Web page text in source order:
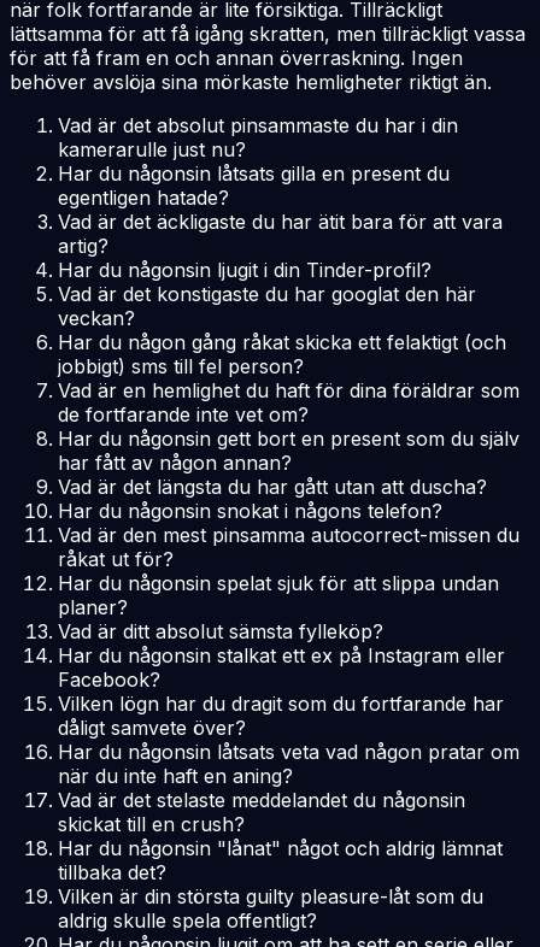
när folk fortfarande är lite försiktiga. Tillräckligt
lättsamma för att få igång skratten, men tillräckligt vassa
för att få fram en och annan överraskning. Ingen
behöver avslöja sina mörkaste hemligheter riktigt än.
Vad är det absolut pinsammaste du har i din
kamerarulle just nu?
Har du någonsin låtsats gilla en present du
egentligen hatade?
Vad är det äckligaste du har ätit bara för att vara
artig?
Har du någonsin ljugit i din Tinder-profil?
Vad är det konstigaste du har googlat den här
veckan?
Har du någon gång råkat skicka ett felaktigt (och
jobbigt) sms till fel person?
Vad är en hemlighet du haft för dina föräldrar som
de fortfarande inte vet om?
Har du någonsin gett bort en present som du själv
har fått av någon annan?
Vad är det längsta du har gått utan att duscha?
Har du någonsin snokat i någons telefon?
Vad är den mest pinsamma autocorrect-missen du
råkat ut för?
Har du någonsin spelat sjuk för att slippa undan
planer?
Vad är ditt absolut sämsta fylleköp?
Har du någonsin stalkat ett ex på Instagram eller
Facebook?
Vilken lögn har du dragit som du fortfarande har
dåligt samvete över?
Har du någonsin låtsats veta vad någon pratar om
när du inte haft en aning?
Vad är det stelaste meddelandet du någonsin
skickat till en crush?
Har du någonsin "lånat" något och aldrig lämnat
tillbaka det?
Vilken är din största guilty pleasure-låt som du
aldrig skulle spela offentligt?